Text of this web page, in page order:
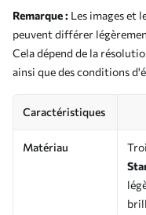
Remarque : Les images et
peuvent différer
Cela dépend de la
ainsi que des conditions
Caractéristiques
Matériau